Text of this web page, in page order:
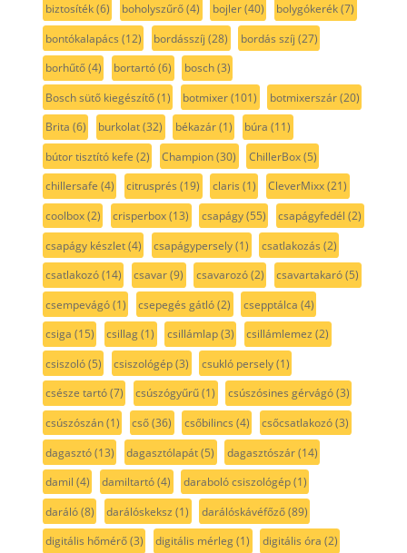
biztosíték(6) boholyszűrő(4) bojler(40) bolygókerék(7)
bontókalapács (12) bordásszíj (28) bordás szíj (27)
borhűtő(4) bortartó(6) bosch(3)
Bosch sütő kiegészítő(1) botmixer(101) botmixerszár(20)
Brita (6) burkolat(32) békazár(1) búra (11)
bútor tisztító kefe (2) Champion(30) ChillerBox(5)
chillersafe (4) citrusprés (19) claris (1) CleverMixx(21)
coolbox(2) crisperbox(13) csapágy(55) csapágyfedél (2)
csapágy készlet(4) csapágypersely(1) csatlakozás (2)
csatlakozó(14) csavar(9) csavarozó(2) csavartakaró(5)
csempevágó(1) csepegés gátló(2) csepptálca (4)
csiga (15) csillag(1) csillámlap(3) csillámlemez (2)
csiszoló(5) csiszológép(3) csukló persely(1)
csésze tartó(7) csúszógyűrű(1) csúszósines gérvágó(3)
csúszószán(1) cső(36) csőbilincs (4) csőcsatlakozó(3)
dagasztó(13) dagasztólapát(5) dagasztószár(14)
damil (4) damiltartó(4) daraboló csiszológép(1)
daráló(8) darálóskeksz (1) darálóskávéfőző(89)
digitális hőmérő(3) digitális mérleg(1) digitális óra (2)